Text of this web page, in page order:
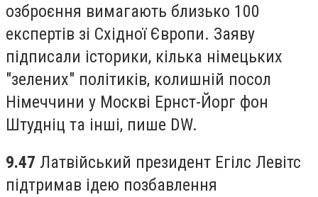
озброєння вимагають близько 100
експертів зі Східної Європи. Заяву
підписали історики, кілька німецьких
"зелених" політиків, колишній посол
Німеччини у Москві Ернст-Йорг фон
Штудніц та інші, пише DW.
9.47 Латвійський президент Егілс Левітс
підтримав ідею позбавлення